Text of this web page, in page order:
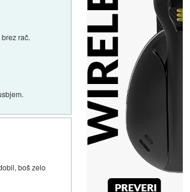
rač.
boš zelo